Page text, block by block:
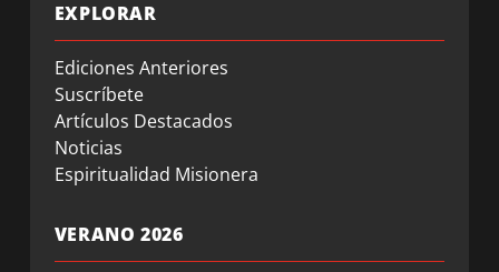
EXPLORAR
Ediciones Anteriores
Suscríbete
Artículos Destacados
Noticias
Espiritualidad Misionera
VERANO 2026